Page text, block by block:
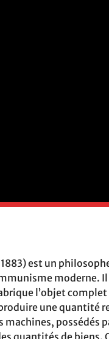
est un
moderne.
l’objet
une quantité
machines, possédés
quantités de